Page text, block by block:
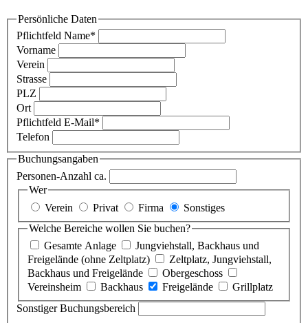
Persönliche Daten
Pflichtfeld Name*
Vorname
Verein
Strasse
PLZ
Ort
Pflichtfeld E-Mail*
Telefon
Buchungsangaben
Personen-Anzahl ca.
Wer
Verein
Privat Firma
Sonstiges
Welche Bereiche wollen Sie buchen?
Gesamte Anlage
Jungviehstall, Backhaus und
Freigelände (ohne Zeltplatz)
Zeltplatz, Jungviehstall,
Backhaus und Freigelände
Obergeschoss
Vereinsheim
Backhaus Freigelände
Grillplatz
Sonstiger Buchungsbereich